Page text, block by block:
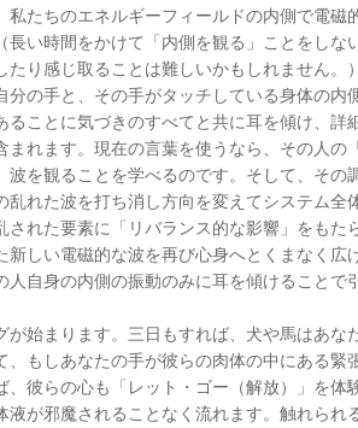
私たちのエネルギーフィールドの内側で電磁
長い時間をかけて「内側を観る」ことをしな
たり感じ取ることは難しいかもしれません。
分の手と、その手がタッチしている身体の内
ることに気づきのすべてと共に耳を傾け、詳
まれます。現在の言葉を使うなら、その人の
波を観ることを学べるのです。そして、その
乱れた波を打ち消し方向を変えてシステム全
された要素に「リバランス的な影響」をもた
新しい電磁的な波を再び心身へとくまなく広
人自身の内側の振動のみに耳を傾けることで
が始まります。三日もすれば、犬や馬はあな
、もしあなたの手が彼らの肉体の中にある緊
、彼らの心も「レット・ゴー（解放）」を体
液が邪魔されることなく流れます。触れられ